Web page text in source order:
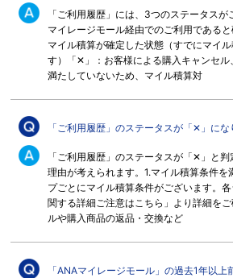
「ご利用履歴」には、3つのステータス
マイレージモール経由でのご利用である
マイル積算が確定した状態（すでにマイ
す）「✕」：お客様による購入キャンセル
満たしていないため、マイル積算対
「ご利用履歴」のステータスが「✕」にな
「ご利用履歴」のステータスが「✕」と
理由が考えられます。1.マイル積算条件を
プごとにマイル積算条件がございます。
関する詳細ご注意はこちら」より詳細を
ルや購入商品の返品・交換など
「ANAマイレージモール」の過去1年以
ご利用方法